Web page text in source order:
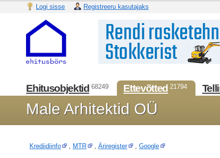
Logi sisse Registreeru kasutajaks
Ehitusobjektid 68249 Ettevõtted 21794
Male Arhitektid OÜ
Krediidiinfo , MTR , Äriregister , Google